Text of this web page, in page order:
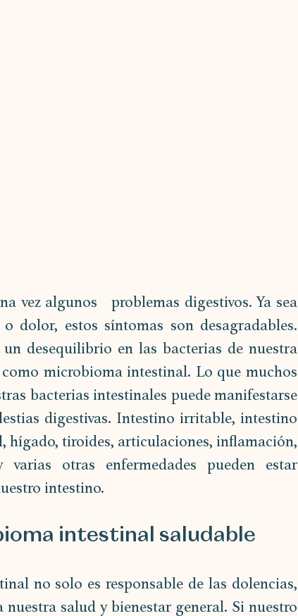
vez algunos   problemas digestivos. Ya sea
dolor, estos síntomas son desagradables.
desequilibrio en las bacterias de nuestra
microbioma intestinal. Lo que muchos
bacterias intestinales puede manifestarse
digestivas. Intestino irritable, intestino
hígado, tiroides, articulaciones, inflamación,
otras enfermedades pueden estar
intestino.
intestinal saludable
no solo es responsable de las dolencias,
salud y bienestar general. Si nuestro